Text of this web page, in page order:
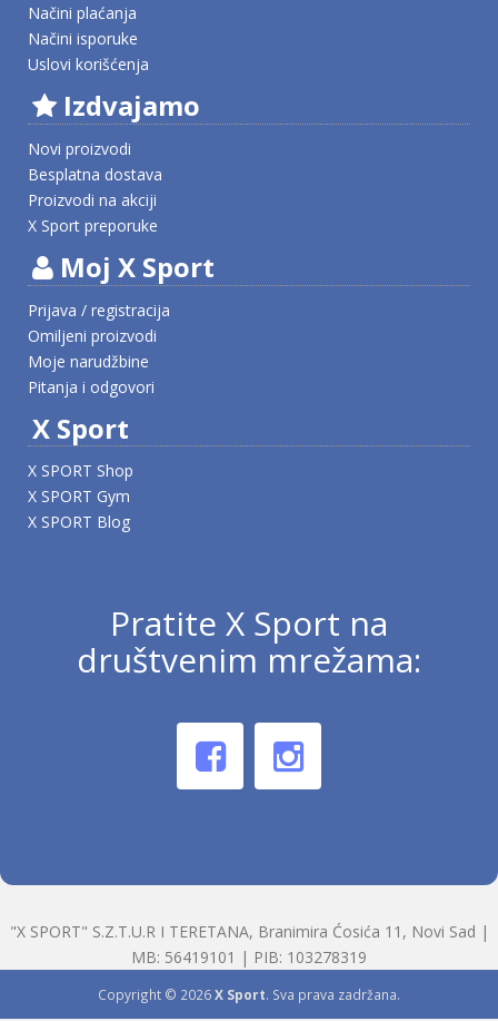
Načini plaćanja
Načini isporuke
Uslovi korišćenja
Izdvajamo
Novi proizvodi
Besplatna dostava
Proizvodi na akciji
X Sport preporuke
Moj X Sport
Prijava / registracija
Omiljeni proizvodi
Moje narudžbine
Pitanja i odgovori
X Sport
X SPORT Shop
X SPORT Gym
X SPORT Blog
Pratite X Sport na
društvenim mrežama:
"X SPORT" S.Z.T.U.R I TERETANA, Branimira Ćosića 11, Novi Sad |
MB: 56419101 | PIB: 103278319
Copyright © 2026X Sport. Sva prava zadržana.